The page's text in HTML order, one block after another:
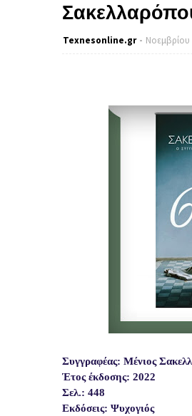
Texnesοnline.gr Νοεμβρίου
Συγγραφέας: Μένιος
Έτος έκδοσης: 2022
Σελ.: 448
Εκδόσεις: Ψυχογιός